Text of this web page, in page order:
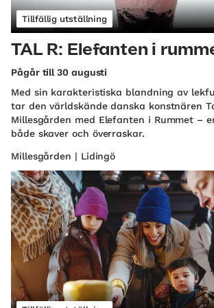
Tillfällig utställning
TAL R: Elefanten i
Pågår till 30 augusti
Med sin karakteristiska blandning av
tar den världskände danska konstnären
Millesgården med Elefanten i Rummet –
både skaver och överraskar.
Millesgården | Lidingö